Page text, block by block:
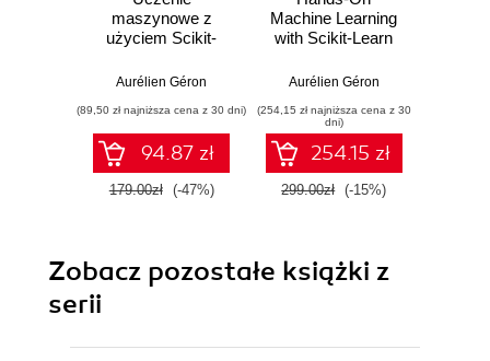
maszynowe z
użyciem Scikit-
TensorFlow.
Aurélien Géron
(89,50 zł najniższa cena z 30 dni)
94.87 zł
179.00zł (-47%)
Machine Learning
with Scikit-Learn
Concepts, Tools,
Build Intelligent
Systems
Aurélien Géron
(254,15 zł najniższa cena z 30
dni)
254.15 zł
299.00zł (-15%)
Zobacz pozostałe książki z
serii